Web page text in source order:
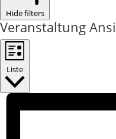
Hide filters
Veranstaltung
Liste